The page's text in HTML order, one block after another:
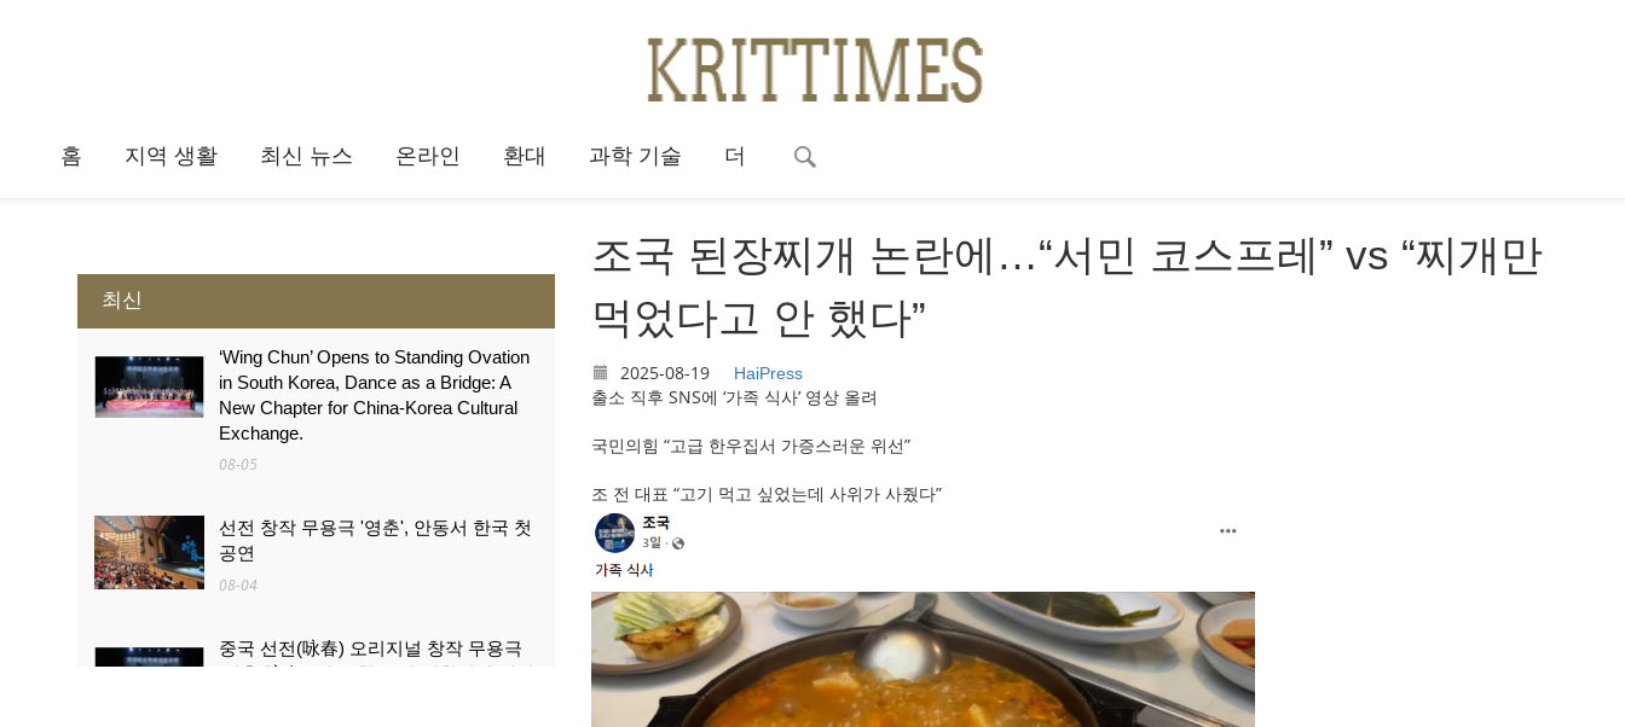
홈 지역 생활 최신 뉴스 온라인 환대 과학 기술 더
최신
‘Wing Chun’ Opens to Standing Ovation
in South Korea, Dance as a Bridge: A
New Chapter for China-Korea Cultural
Exchange.
08-05
선전 창작 무용극 '영춘', 안동서 한국 첫
공연
08-04
중국 선전(咏春) 오리지널 창작 무용극
조국 된장찌개 논란에…“서민 코스프레” vs “찌개만
먹었다고 안 했다”
2025-08-19 HaiPress
출소 직후 SNS에 ‘가족 식사’ 영상 올려
국민의힘 “고급 한우집서 가증스러운 위선”
조 전 대표 “고기 먹고 싶었는데 사위가 사줬다”